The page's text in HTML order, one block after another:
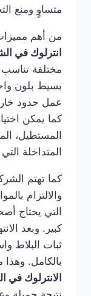
متساوٍ ومنع
من أهم
انترلوك في
مختلفة
بسيط بلون
عمل حدود
كما يمكن
المستطيل،
المتداخلة
كما تهتم
والالتزام
التي يحتاج
كبير. وبعد
ثبات البلاط
بالكامل. وهذا
الانترلوك في